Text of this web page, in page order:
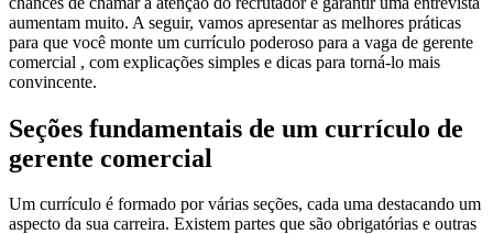
aumentam muito. A seguir, vamos apresentar as melhores práticas
para que você monte um currículo poderoso para a vaga de gerente
comercial , com explicações simples e dicas para torná-lo mais
convincente.
Seções fundamentais de um currículo de
gerente comercial
Um currículo é formado por várias seções, cada uma destacando um
aspecto da sua carreira. Existem partes que são obrigatórias e outras